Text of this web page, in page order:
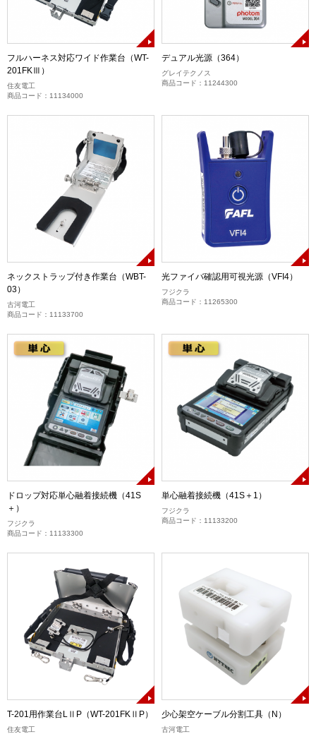
フルハーネス対応ワイド作業台（WT-
201FKⅢ）
住友電工
商品コード：11134000
デュアル光源（364）
グレイテクノス
商品コード：11244300
ネックストラップ付き作業台（WBT-
03）
古河電工
商品コード：11133700
光ファイバ確認用可視光源（VFI4）
フジクラ
商品コード：11265300
ドロップ対応単心融着接続機（41S
＋）
フジクラ
商品コード：11133300
単心融着接続機（41S＋1）
フジクラ
商品コード：11133200
T-201用作業台LⅡP（WT-201FKⅡP）
住友電工
少心架空ケーブル分割工具（N）
古河電工